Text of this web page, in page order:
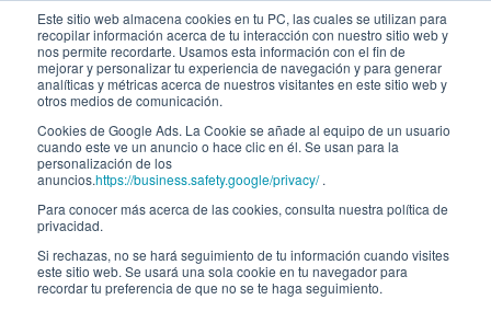
Este sitio web almacena cookies en tu PC, las cuales se utilizan para
recopilar información acerca de tu interacción con nuestro sitio web y
nos permite recordarte. Usamos esta información con el fin de
mejorar y personalizar tu experiencia de navegación y para generar
analíticas y métricas acerca de nuestros visitantes en este sitio web y
otros medios de comunicación.
Cookies de Google Ads. La Cookie se añade al equipo de un usuario
cuando este ve un anuncio o hace clic en él. Se usan para la
personalización de los
anuncios.https://business.safety.google/privacy/.
Para conocer más acerca de las cookies, consulta nuestra política de
privacidad.
Si rechazas, no se hará seguimiento de tu información cuando visites
este sitio web. Se usará una sola cookie en tu navegador para
recordar tu preferencia de que no se te haga seguimiento.
Certificación
FRM® Part I